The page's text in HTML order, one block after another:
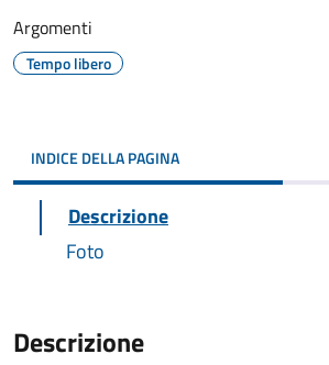
Argomenti
Tempo libero
INDICE DELLA PAGINA
Descrizione
Foto
Descrizione